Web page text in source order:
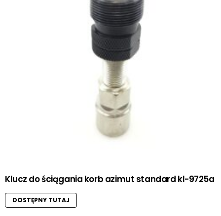
Klucz do ściągania korb azimut standard kl-9725a
DOSTĘPNY TUTAJ